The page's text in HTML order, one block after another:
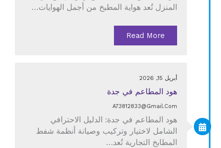
المنزل تُعد هواية المطبخ من أجمل الهوايات…
Read More
أبريل 15, 2026
هود المطاعم في جدة
A73812833@gmail.com
هود المطاعم في جدة: الدليل الاحترافي
الشامل لاختيار وتركيب وصيانة أنظمة شفط
المطابخ التجارية تُعد…